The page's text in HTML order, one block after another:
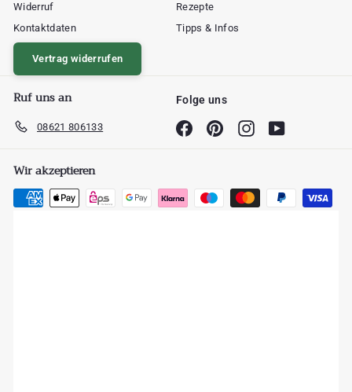
Widerruf
Kontaktdaten
Vertrag widerrufen
Rezepte
Tipps & Infos
Ruf uns an
08621 806133
Folge uns
FacebookPinterestInstagram
Wir akzeptieren